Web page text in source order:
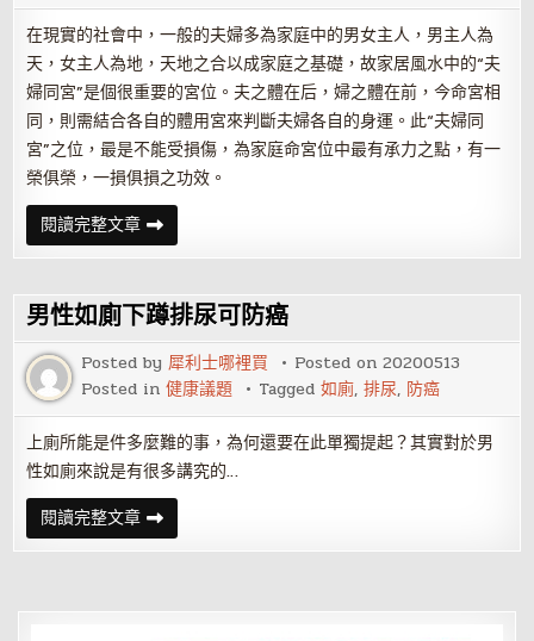
在現實的社會中，一般的夫婦多為家庭中的男女主人，男主人為
天，女主人為地，天地之合以成家庭之基礎，故家居風水中的“夫
婦同宮”是個很重要的宮位。夫之體在后，婦之體在前，今命宮相
同，則需結合各自的體用宮來判斷夫婦各自的身運。此“夫婦同
宮”之位，最是不能受損傷，為家庭命宮位中最有承力之點，有一
榮俱榮，一損俱損之功效。
閱讀完整文章卯
年
出
之
人
（生
肖
屬
兔）
家
風
水
布
置
點
男性如廁下蹲排尿可防癌
Posted by犀利士哪裡買 Posted on20200513
Posted in健康議題 Tagged如廁,排尿, 防癌
上廁所能是件多麼難的事，為何還要在此單獨提起？其實對於男
性如廁來說是有很多講究的…
閱讀完整文章男
性
如
排